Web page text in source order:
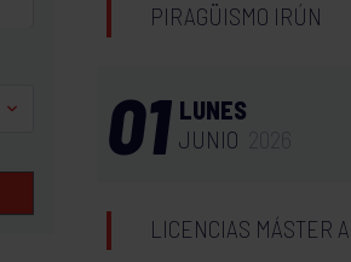
PIRAGÜISMO IRÚN
01 LUNES
JUNIO
LICENCIAS MÁSTER